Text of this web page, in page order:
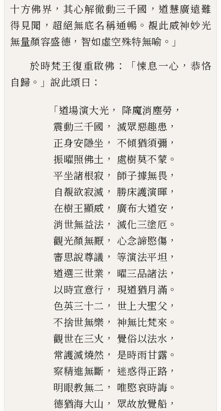
十方佛界 ， 其心解徹動三千國 ， 道慧廣遠難
得見聞 ， 超絕無底名稱通暢 。 覩此威神妙光
無量顏容盛德 ， 智如虛空殊特無喻 。」
於時梵王復重啟佛 ：「悚息一心 ， 恭恪
自歸 。」 說此頌曰 ：
「道場演大光 ， 降魔消塵勞 ，
震動三千國 ， 滅眾惡趣患 ，
正身安隱坐 ， 不傾猶須彌 ，
振曜照佛土 ， 處樹莫不蒙 。
平坐諸根寂 ， 師子據無畏 ，
自覩欲寂滅 ， 勝床護演暉 ，
在樹王顯威 ， 廣布大道安 ，
消世無益法 ， 滅化三塗厄 。
觀光顏無厭 ， 心念諦愍傷 ，
審思說尊議 ， 等演法平坦 ，
道選三世業 ， 曜三品諸法 ，
以時宣意行 ， 現道猶月滿 。
色英三十二 ， 世上大聖父 ，
不捨世無樂 ， 神無比梵來 。
觀世在三火 ， 覺俗以法水 ，
常護滅燒然 ， 是時雨甘露 。
察精進無斷 ， 迷惑得正路 ，
明眼教無二 ， 唯愍哀時誨 。
德猶海大山 ， 眾故放覺船 ，